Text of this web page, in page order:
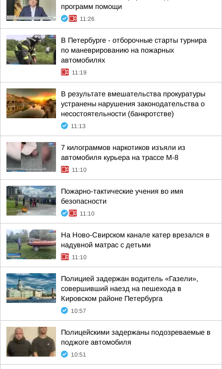
программ помощи
11:26
В Петербурге - отборочные старты турнира
по маневрированию на пожарных
автомобилях
11:19
В результате вмешательства прокуратуры
устранены нарушения законодательства о
несостоятельности (банкротстве)
11:13
7 килограммов наркотиков изъяли из
автомобиля курьера на трассе М-8
11:10
Пожарно-тактические учения во имя
безопасности
11:10
На Ново-Свирском канале катер врезался в
надувной матрас с детьми
11:10
Полицией задержан водитель «Газели»,
совершивший наезд на пешехода в
Кировском районе Петербурга
10:57
Полицейскими задержаны подозреваемые в
поджоге автомобиля
10:51